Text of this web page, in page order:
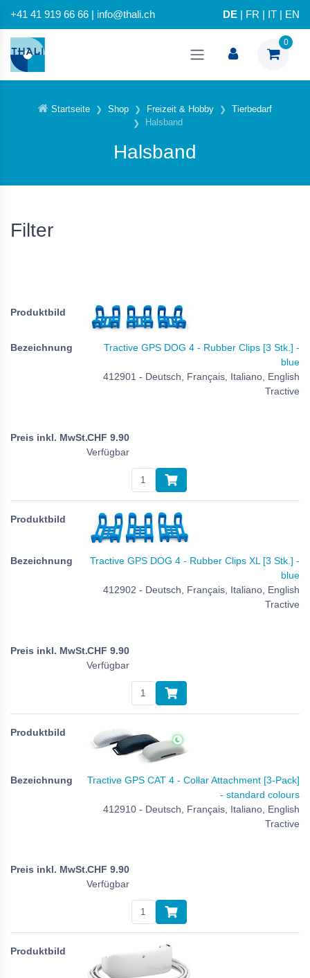
+41 41 919 66 66 | info@thali.ch DE FR IT EN
0
Startseite Shop Freizeit & Hobby
Tierbedarf
Halsband
Halsband
Filter
Tractive GPS DOG 4 - Rubber Clips [3 Stk.] -
blue
412901 - Deutsch, Français, Italiano, English
Tractive
CHF 9.90
Verfügbar
Tractive GPS DOG 4 - Rubber Clips XL [3 Stk.] -
blue
412902 - Deutsch, Français, Italiano, English
Tractive
CHF 9.90
Verfügbar
Tractive GPS CAT 4 - Collar Attachment [3-Pack]
- standard colours
412910 - Deutsch, Français, Italiano, English
Tractive
CHF 9.90
Verfügbar